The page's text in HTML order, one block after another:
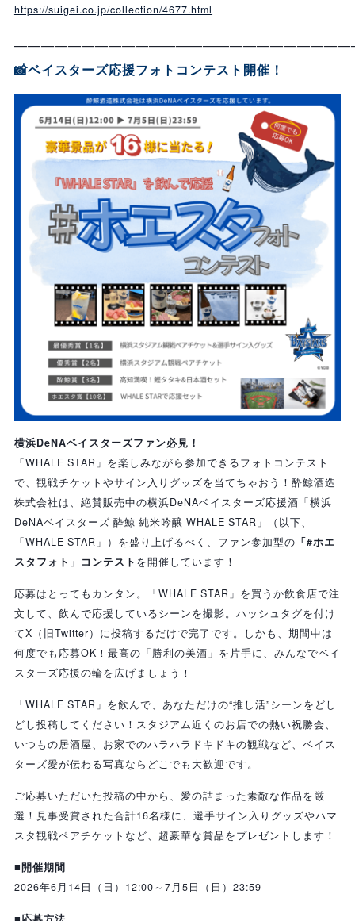
https://suigei.co.jp/collection/4677.html
📸ベイスターズ応援フォトコンテスト開催！
横浜DeNAベイスターズファン必見！
「WHALE STAR」を楽しみながら参加できるフォトコンテスト
で、観戦チケットやサイン入りグッズを当てちゃおう！酔鯨酒造
株式会社は、絶賛販売中の横浜DeNAベイスターズ応援酒「横浜
DeNAベイスターズ 酔鯨 純米吟醸 WHALE STAR」（以下、
「WHALE STAR」）を盛り上げるべく、ファン参加型の 「#ホエ
スタフォト」コンテスト を開催しています！
応募はとってもカンタン。「WHALE STAR」を買うか飲食店で注
文して、飲んで応援しているシーンを撮影。ハッシュタグを付け
てX（旧Twitter）に投稿するだけで完了です。しかも、期間中は
何度でも応募OK！最高の「勝利の美酒」を片手に、みんなでベイ
スターズ応援の輪を広げましょう！
「WHALE STAR」を飲んで、あなただけの“推し活”シーンをどし
どし投稿してください！スタジアム近くのお店での熱い祝勝会、
いつもの居酒屋、お家でのハラハラドキドキの観戦など、ベイス
ターズ愛が伝わる写真ならどこでも大歓迎です。
ご応募いただいた投稿の中から、愛の詰まった素敵な作品を厳
選！見事受賞された合計16名様に、選手サイン入りグッズやハマ
スタ観戦ペアチケットなど、超豪華な賞品をプレゼントします！
■開催期間
2026年6月14日（日）12:00～7月5日（日）23:59